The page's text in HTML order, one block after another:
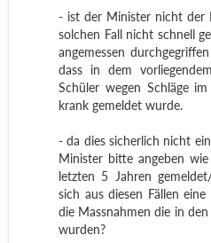
- ist der Minister nicht der
solchen Fall nicht schnell
angemessen
dass in dem
Schüler wegen Schläge
krank gemeldet wurde.
- da dies sicherlich nicht
Minister bitte angeben
letzten 5 Jahren
sich aus diesen Fällen
die Massnahmen die in
wurden?